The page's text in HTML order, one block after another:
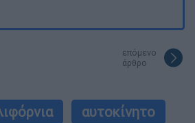
επόμενο
άρθρο
αυτοκίνητο